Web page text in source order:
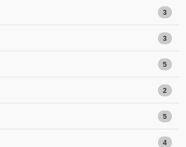
3
3
5
2
5
4